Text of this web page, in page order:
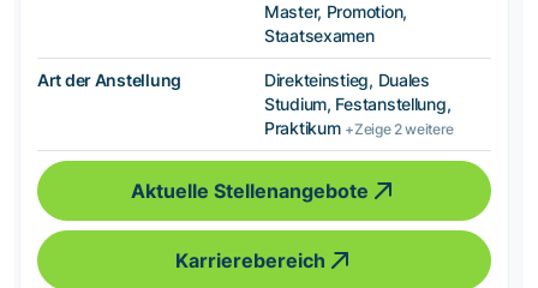
Master, Promotion,
Staatsexamen
Art der Anstellung
Direkteinstieg, Duales
Studium, Festanstellung,
Praktikum +Zeige 2 weitere
Aktuelle Stellenangebote
Karrierebereich